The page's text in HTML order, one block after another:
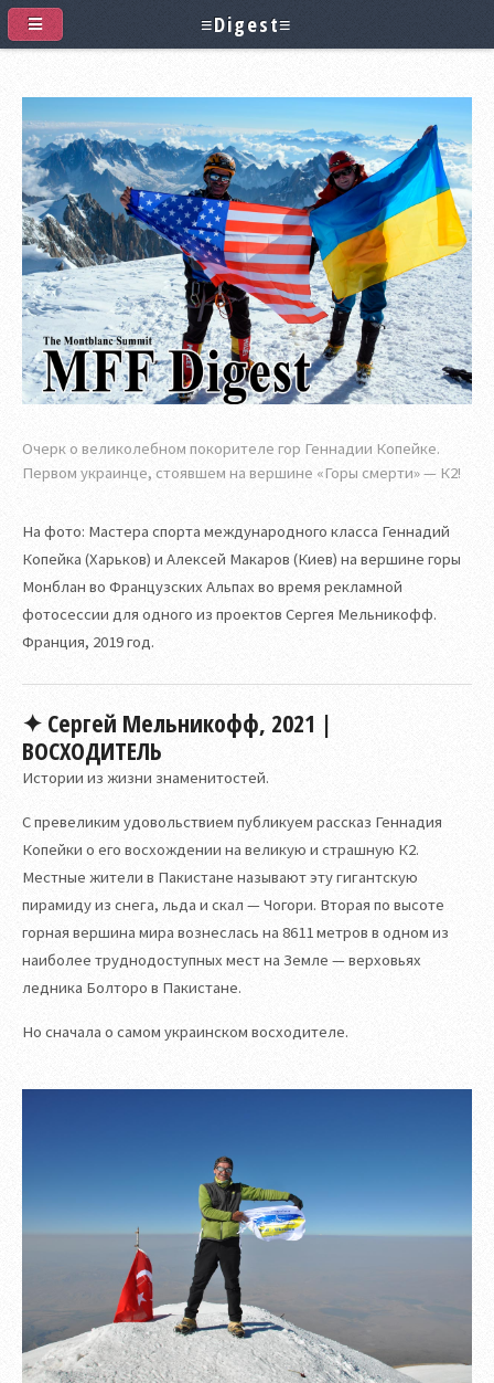
Очерк о великолебном покорителе гор Геннадии Копейке.
Первом украинце, стоявшем на вершине «Горы смерти» — К2!
На фото: Мастера спорта международного класса Геннадий
Копейка (Харьков) и Алексей Макаров (Киев) на вершине горы
Монблан во Французских Альпах во время рекламной
фотосессии для одного из проектов Сергея Мельникофф.
Франция, 2019 год.
✦ Сергей Мельникофф, 2021 |
ВОСХОДИТЕЛЬ
Истории из жизни знаменитостей.
С превеликим удовольствием публикуем рассказ Геннадия
Копейки о его восхождении на великую и страшную К2.
Местные жители в Пакистане называют эту гигантскую
пирамиду из снега, льда и скал — Чогори. Вторая по высоте
горная вершина мира вознеслась на 8611 метров в одном из
наиболее труднодоступных мест на Земле — верховьях
ледника Болторо в Пакистане.
Но сначала о самом украинском восходителе.
≡Digest≡